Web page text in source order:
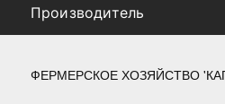
Производитель
ФЕРМЕРСКОЕ ХОЗЯЙСТВО